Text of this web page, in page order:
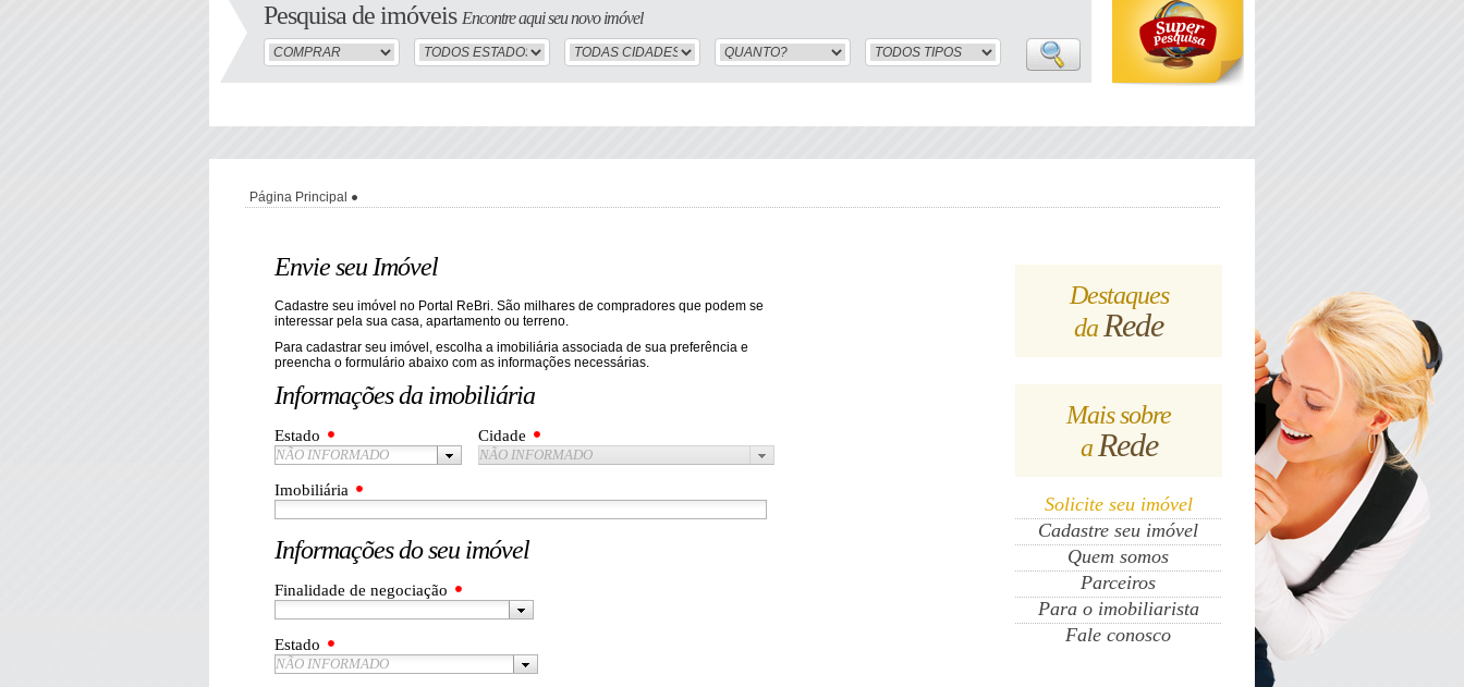
Pesquisa de imóveis Encontre aqui seu novo imóvel
Página Principal
Destaques
da Rede
Mais sobre
a Rede
Solicite seu imóvel
Cadastre seu imóvel
Quem somos
Parceiros
Para o imobiliarista
Fale conosco
Envie seu Imóvel
Cadastre seu imóvel no Portal ReBri. São milhares de compradores que podem se
interessar pela sua casa, apartamento ou terreno.
Para cadastrar seu imóvel, escolha a imobiliária associada de sua preferência e
preencha o formulário abaixo com as informações necessárias.
Informações da imobiliária
Estado
NÃO INFORMADO
Cidade
NÃO INFORMADO
Imobiliária
Informações do seu imóvel
Finalidade de negociação
Estado
NÃO INFORMADO